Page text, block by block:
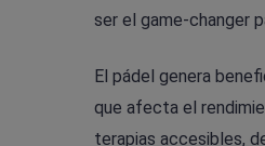
ser el game-changer
El pádel genera
que afecta el
terapias accesibles,